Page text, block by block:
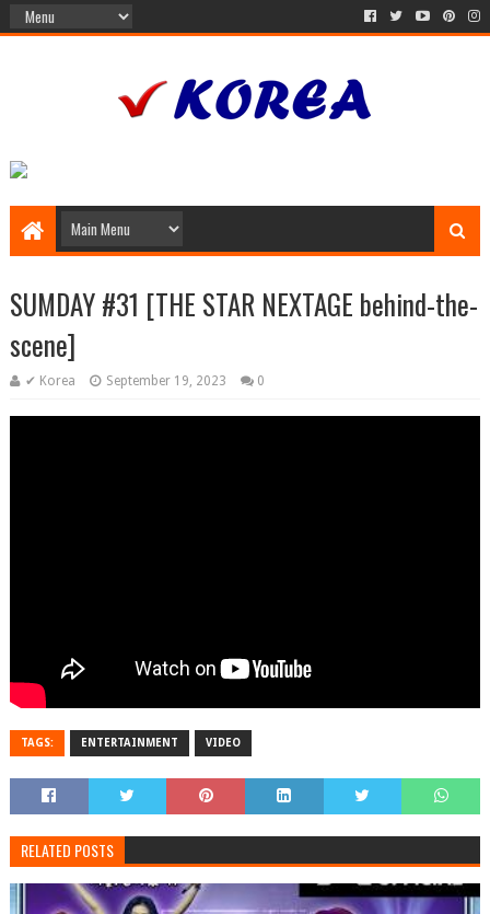
SUMDAY #31 [THE STAR NEXTAGE behind-the-
scene]
✔ Korea September 19, 2023 0
TAGS: ENTERTAINMENT VIDEO
RELATED POSTS